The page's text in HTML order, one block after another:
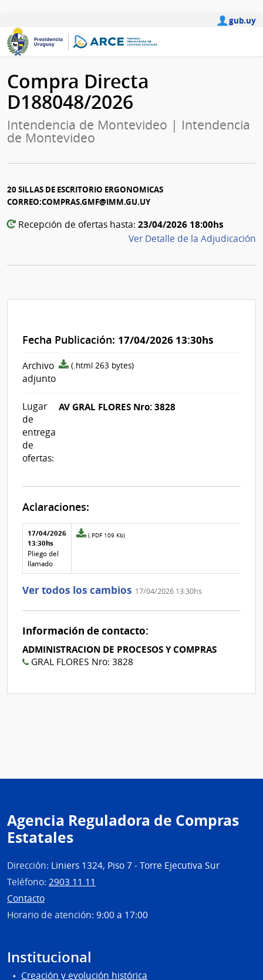
gub.uy
Compra Directa
D188048/2026
Intendencia de Montevideo | Intendencia
de Montevideo
20 SILLAS DE ESCRITORIO ERGONOMICAS
CORREO:COMPRAS.GMF@IMM.GU.UY
Recepción de ofertas hasta: 23/04/2026 18:00hs
Ver Detalle de la Adjudicación
Fecha Publicación: 17/04/2026 13:30hs
Archivo
adjunto
archivo
(.html 263 bytes)
Lugar
de
entrega
de
ofertas:
AV GRAL FLORES Nro: 3828
Aclaraciones:
Aclaraciones del llamado
Fecha y
texto de
la
aclaración
17/04/2026
13:30hs
Pliego del
llamado
Archivo
aclaración
2
(.PDF 109 Kb)
Ver todos los cambios 17/04/2026 13:30hs
Información de contacto:
ADMINISTRACION DE PROCESOS Y COMPRAS
GRAL FLORES Nro: 3828
Agencia Reguladora de Compras
Estatales
Dirección: Liniers 1324, Piso 7 - Torre Ejecutiva Sur
Teléfono: 2903 11 11
Contacto
Horario de atención: 9:00 a 17:00
Institucional
Creación y evolución histórica